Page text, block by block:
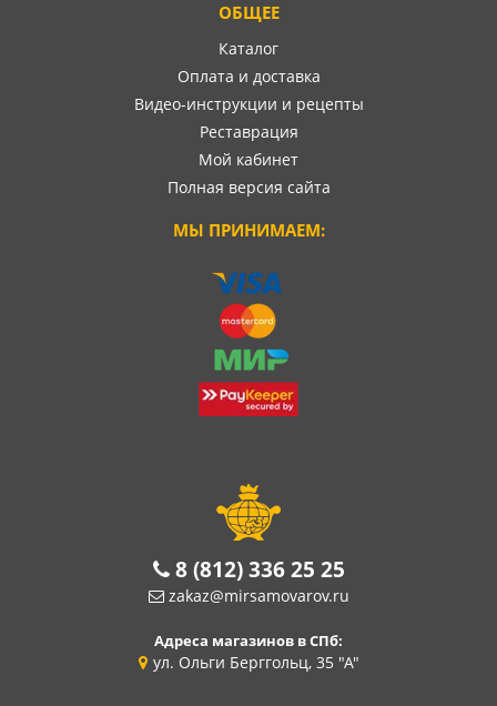
ОБЩЕЕ
Каталог
Оплата и доставка
Видео-инструкции и рецепты
Реставрация
Мой кабинет
Полная версия сайта
МЫ ПРИНИМАЕМ:
8 (812) 336 25 25
zakaz@mirsamovarov.ru
Адреса магазинов в СПб:
ул. Ольги Берггольц, 35 "А"